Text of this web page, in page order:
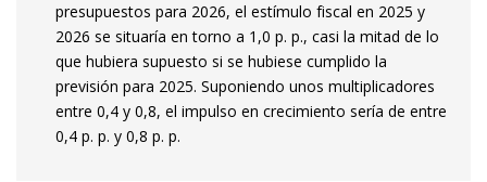
presupuestos para 2026, el estímulo fiscal en 2025 y
2026 se situaría en torno a 1,0 p. p., casi la mitad de lo
que hubiera supuesto si se hubiese cumplido la
previsión para 2025. Suponiendo unos multiplicadores
entre 0,4 y 0,8, el impulso en crecimiento sería de entre
0,4 p. p. y 0,8 p. p.